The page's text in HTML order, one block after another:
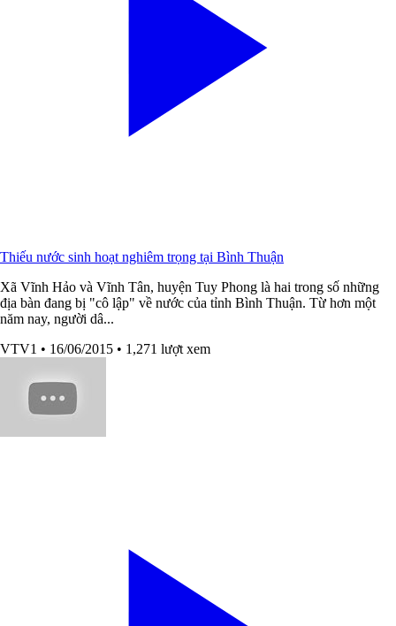
Thiếu nước sinh hoạt nghiêm trọng tại Bình Thuận
Xã Vĩnh Hảo và Vĩnh Tân, huyện Tuy Phong là hai trong số những
địa bàn đang bị "cô lập" về nước của tỉnh Bình Thuận. Từ hơn một
năm nay, người dâ...
VTV1 • 16/06/2015 • 1,271 lượt xem